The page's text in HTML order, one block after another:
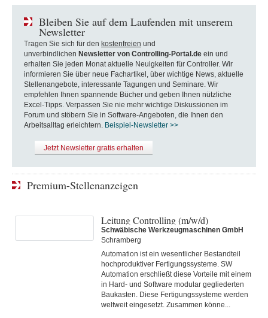
Bleiben Sie auf dem Laufenden mit unserem
Newsletter
Tragen Sie sich für den kostenfreien und
unverbindlichen Newsletter von Controlling-Portal.de ein und
erhalten Sie jeden Monat aktuelle Neuigkeiten für Controller. Wir
informieren Sie über neue Fachartikel, über wichtige News, aktuelle
Stellenangebote, interessante Tagungen und Seminare. Wir
empfehlen Ihnen spannende Bücher und geben Ihnen nützliche
Excel-Tipps. Verpassen Sie nie mehr wichtige Diskussionen im
Forum und stöbern Sie in Software-Angeboten, die Ihnen den
Arbeitsalltag erleichtern. Beispiel-Newsletter >>
Jetzt Newsletter gratis erhalten
Premium-Stellenanzeigen
Leitung Controlling (m/w/d)
Schwäbische Werkzeugmaschinen GmbH
Schramberg
Automation ist ein wesentlicher Bestandteil
hochproduktiver Fertigungssysteme. SW
Automation erschließt diese Vorteile mit einem
in Hard- und Software modular gegliederten
Baukasten. Diese Fertigungs­systeme werden
weltweit eingesetzt. Zusammen könne...